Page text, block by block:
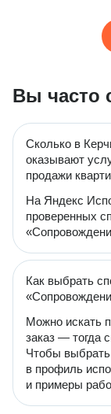
Вы часто
Сколько в
оказывают
продажи
На Яндекс
проверенных
Как выбрать
Можно искать
заказ — тогда
Чтобы выбрать
в профиль
и примеры